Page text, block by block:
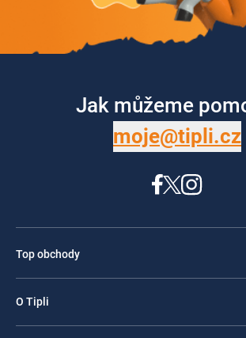
Jak můžeme
moje@tipli.cz
Top obchody
O Tipli